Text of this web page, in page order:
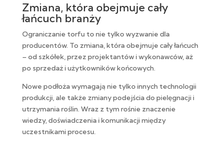
Zmiana, która obejmuje cały
łańcuch branży
Ograniczanie torfu to nie tylko wyzwanie dla
producentów. To zmiana, która obejmuje cały łańcuch
– od szkółek, przez projektantów i wykonawców, aż
po sprzedaż i użytkowników końcowych.
Nowe podłoża wymagają nie tylko innych technologii
produkcji, ale także zmiany podejścia do pielęgnacji i
utrzymania roślin. Wraz z tym rośnie znaczenie
wiedzy, doświadczenia i komunikacji między
uczestnikami procesu.